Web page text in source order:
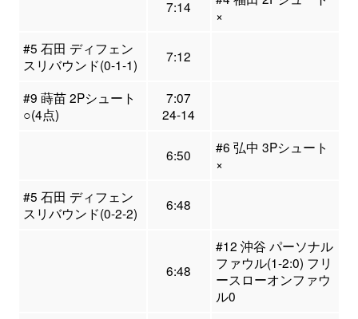
7:14
×
#5 石田 ディフェン
スリバウンド(0-1-1)
7:12
#9 蒔苗 2Pシュート
○(4点)
7:07
24-14
6:50
#6 弘中 3Pシュート
×
#5 石田 ディフェン
スリバウンド(0-2-2)
6:48
6:48
#12 沖谷 パーソナル
ファウル(1-2:0) フリ
ースローオンファウ
ル0